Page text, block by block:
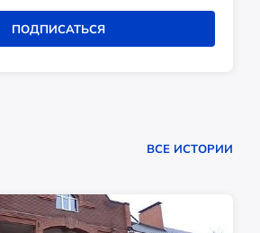
ПОДПИСАТЬСЯ
ВСЕ ИСТОРИИ